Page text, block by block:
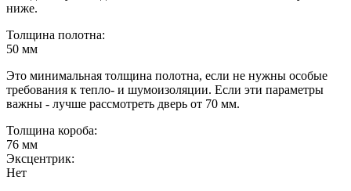
ниже.
Толщина полотна:
50 мм
Это минимальная толщина полотна, если не нужны особые
требования к тепло- и шумоизоляции. Если эти параметры
важны - лучше рассмотреть дверь от 70 мм.
Толщина короба:
76 мм
Эксцентрик:
Нет